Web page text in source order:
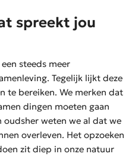
spreekt jou
steeds meer
Tegelijk lijkt deze
te bereiken. We merken dat
dingen moeten gaan
oudsher weten we al dat we
overleven. Het opzoeken
zit diep in onze natuur